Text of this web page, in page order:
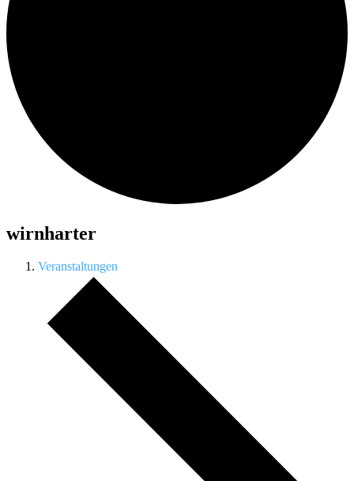
wirnharter
Veranstaltungen